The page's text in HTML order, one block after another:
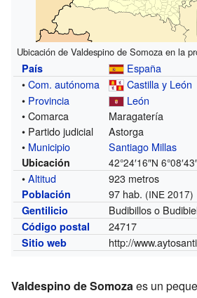
Ubicación de Valdespino de Somoza en la
País
España
•Com. autónoma
Castilla y León
• Provincia
León
• Comarca
Maragatería
• Partido judicial
Astorga
• Municipio Santiago Millas
Ubicación 42°24′16″N
•Altitud 923 metros
Población 97 hab. (INE 2017)
Gentilicio
Budibillos o
Código postal 24717
Sitio web http://
Valdespino de Somozaes un